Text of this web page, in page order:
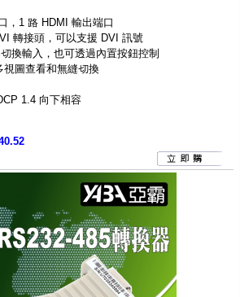
，1 路 HDMI 輸出端口
轉接頭，可以支援 DVI 訊號
換輸入，也可透過內置按鈕控制
圖查看和無縫切換
1.4 向下相容